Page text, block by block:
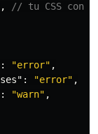
,
// tu CSS con
: "error" ,
: "error" ,
: "warn" ,